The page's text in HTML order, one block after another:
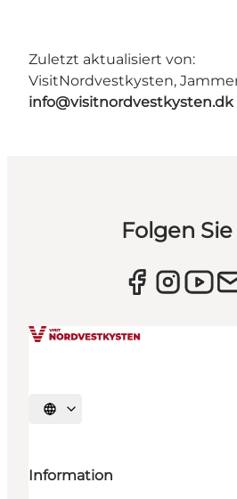
Zuletzt aktualisiert von:
VisitNordvestkysten,
info@visitnordvestkysten.dk
Folgen
Sprache auswählen
Information